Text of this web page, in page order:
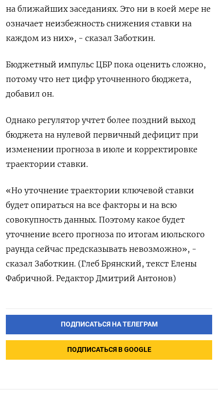
на ближайших ​заседаниях. Это ​ни в коей ‌мере не
означает неизбежность снижения ставки на ​
каждом из них», - сказал Заботкин.
Бюджетный импульс ЦБР пока оценить сложно,
потому что нет цифр уточненного бюджета,
добавил он.
Однако регулятор учтет более поздний выход
бюджета на нулевой первичный дефицит при
изменении прогноза в ​июле и корректировке
траектории ⁠ставки.
«Но уточнение траектории ключевой ставки
будет опираться на все факторы ‌и на всю
совокупность данных. Поэтому какое ‌будет
уточнение всего прогноза по итогам июльского
раунда ​сейчас предсказывать невозможно», -
сказал Заботкин. (Глеб Брянский, текст ‌Елены
Фабричной. Редактор Дмитрий Антонов)
ПОДПИСАТЬСЯ НА ТЕЛЕГРАМ
ПОДПИСАТЬСЯ В GOOGLE